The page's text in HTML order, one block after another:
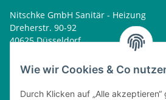
Wie wir Cookies & Co
Durch Klicken auf „Alle
Nitschke GmbH Sanitär - Heizung
Dreherstr. 90-92
40625 Düsseldorf
home@nitschkegmbh.de